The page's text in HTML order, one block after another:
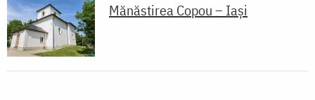
Mănăstirea Copou – Iași